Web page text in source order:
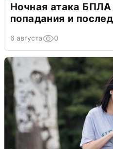
Ночная атака
попадания и
6 августа 0